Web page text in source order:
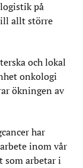
på
allt större
och lokal
onkologi
ökningen av
har
inom vår
som arbetar i